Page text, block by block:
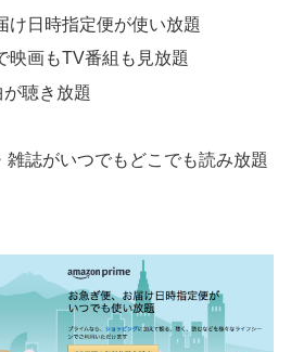
け日時指定便が使い放題
映画もTV番組も見放題
聴き放題
雑誌がいつでもどこでも読み放題